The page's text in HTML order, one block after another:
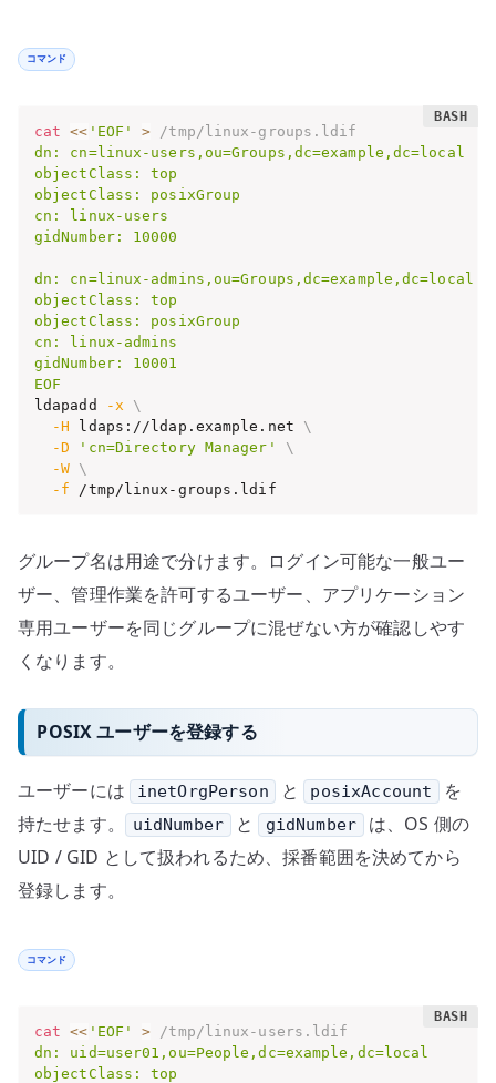
コマンド
cat << 'EOF' > /tmp/linux-groups.ldif
dn: cn=linux-users,ou=Groups,dc=example,dc=local
objectClass: top
objectClass: posixGroup
cn: linux-users
gidNumber: 10000
dn: cn=linux-admins,ou=Groups,dc=example,dc=local
objectClass: top
objectClass: posixGroup
cn: linux-admins
gidNumber: 10001
EOF
ldapadd
-x
\
-H ldaps://ldap.example.net \
-D
'cn=Directory Manager'
\
-W \
-f /tmp/linux-groups.ldif
グループ名は用途で分けます。ログイン可能な一般ユー
ザー、管理作業を許可するユーザー、アプリケーション
専用ユーザーを同じグループに混ぜない方が確認しやす
くなります。
POSIX ユーザーを登録する
ユーザーには inetOrgPerson と posixAccount
を
持たせます。
uidNumber と gidNumber
は、OS 側の
UID / GID として扱われるため、採番範囲を決めてから
登録します。
コマンド
cat << 'EOF' > /tmp/linux-users.ldif
dn: uid=user01,ou=People,dc=example,dc=local
objectClass: top